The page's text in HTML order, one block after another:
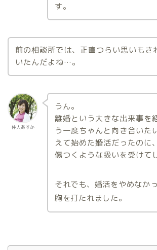
す。
前の相談所では、正直つらい思いもさ
いたんだよね…。
仲人あすか
うん。
離婚という大きな出来事を
う一度ちゃんと向き合いた
えて始めた婚活だったのに
傷つくような扱いを受けて
それでも、婚活をやめなか
胸を打たれました。